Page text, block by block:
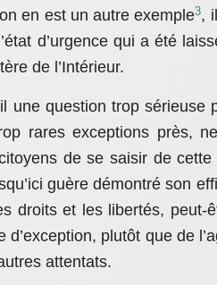
en est un autre exemple3,
d’urgence qui a été
de l’Intérieur.
il une question trop
rares exceptions près,
de se saisir de
guère démontré son
droits et les libertés, peut-
d’exception, plutôt que de
attentats.